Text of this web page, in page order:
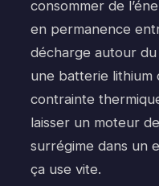
consommer de
en permanence
décharge autour du
une batterie lithium
contrainte
laisser un moteur
surrégime dans un
ça use vite.